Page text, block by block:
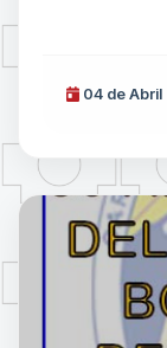
04 de Abril